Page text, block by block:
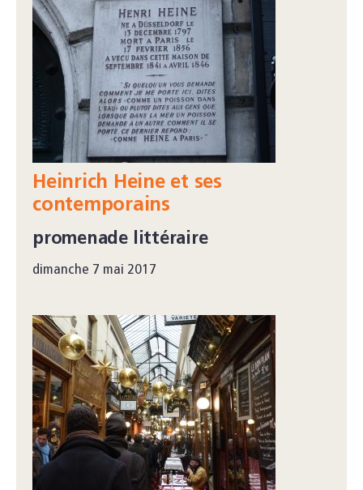
Heinrich Heine et ses
contemporains
promenade littéraire
dimanche 7 mai 2017